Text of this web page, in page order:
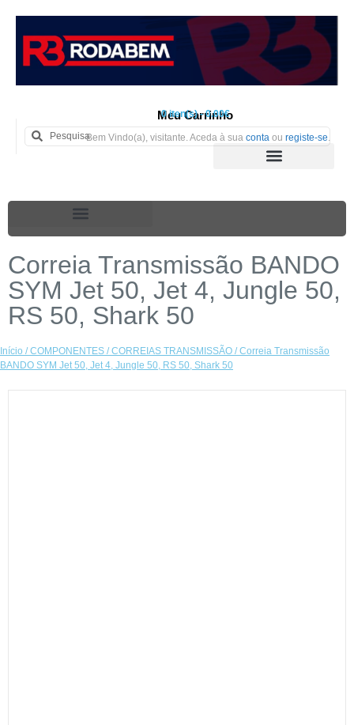
Meu Carrinho
0 iten(s) - 0.00€
Bem Vindo(a), visitante. Aceda à sua conta ou registe-se
Correia Transmissão BANDO
SYM Jet 50, Jet 4, Jungle 50,
RS 50, Shark 50
Início /COMPONENTES /CORREIAS TRANSMISSÃO / Correia Transmissão
BANDO SYM Jet 50, Jet 4, Jungle 50, RS 50, Shark 50